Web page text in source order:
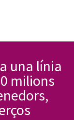
una línia
milions